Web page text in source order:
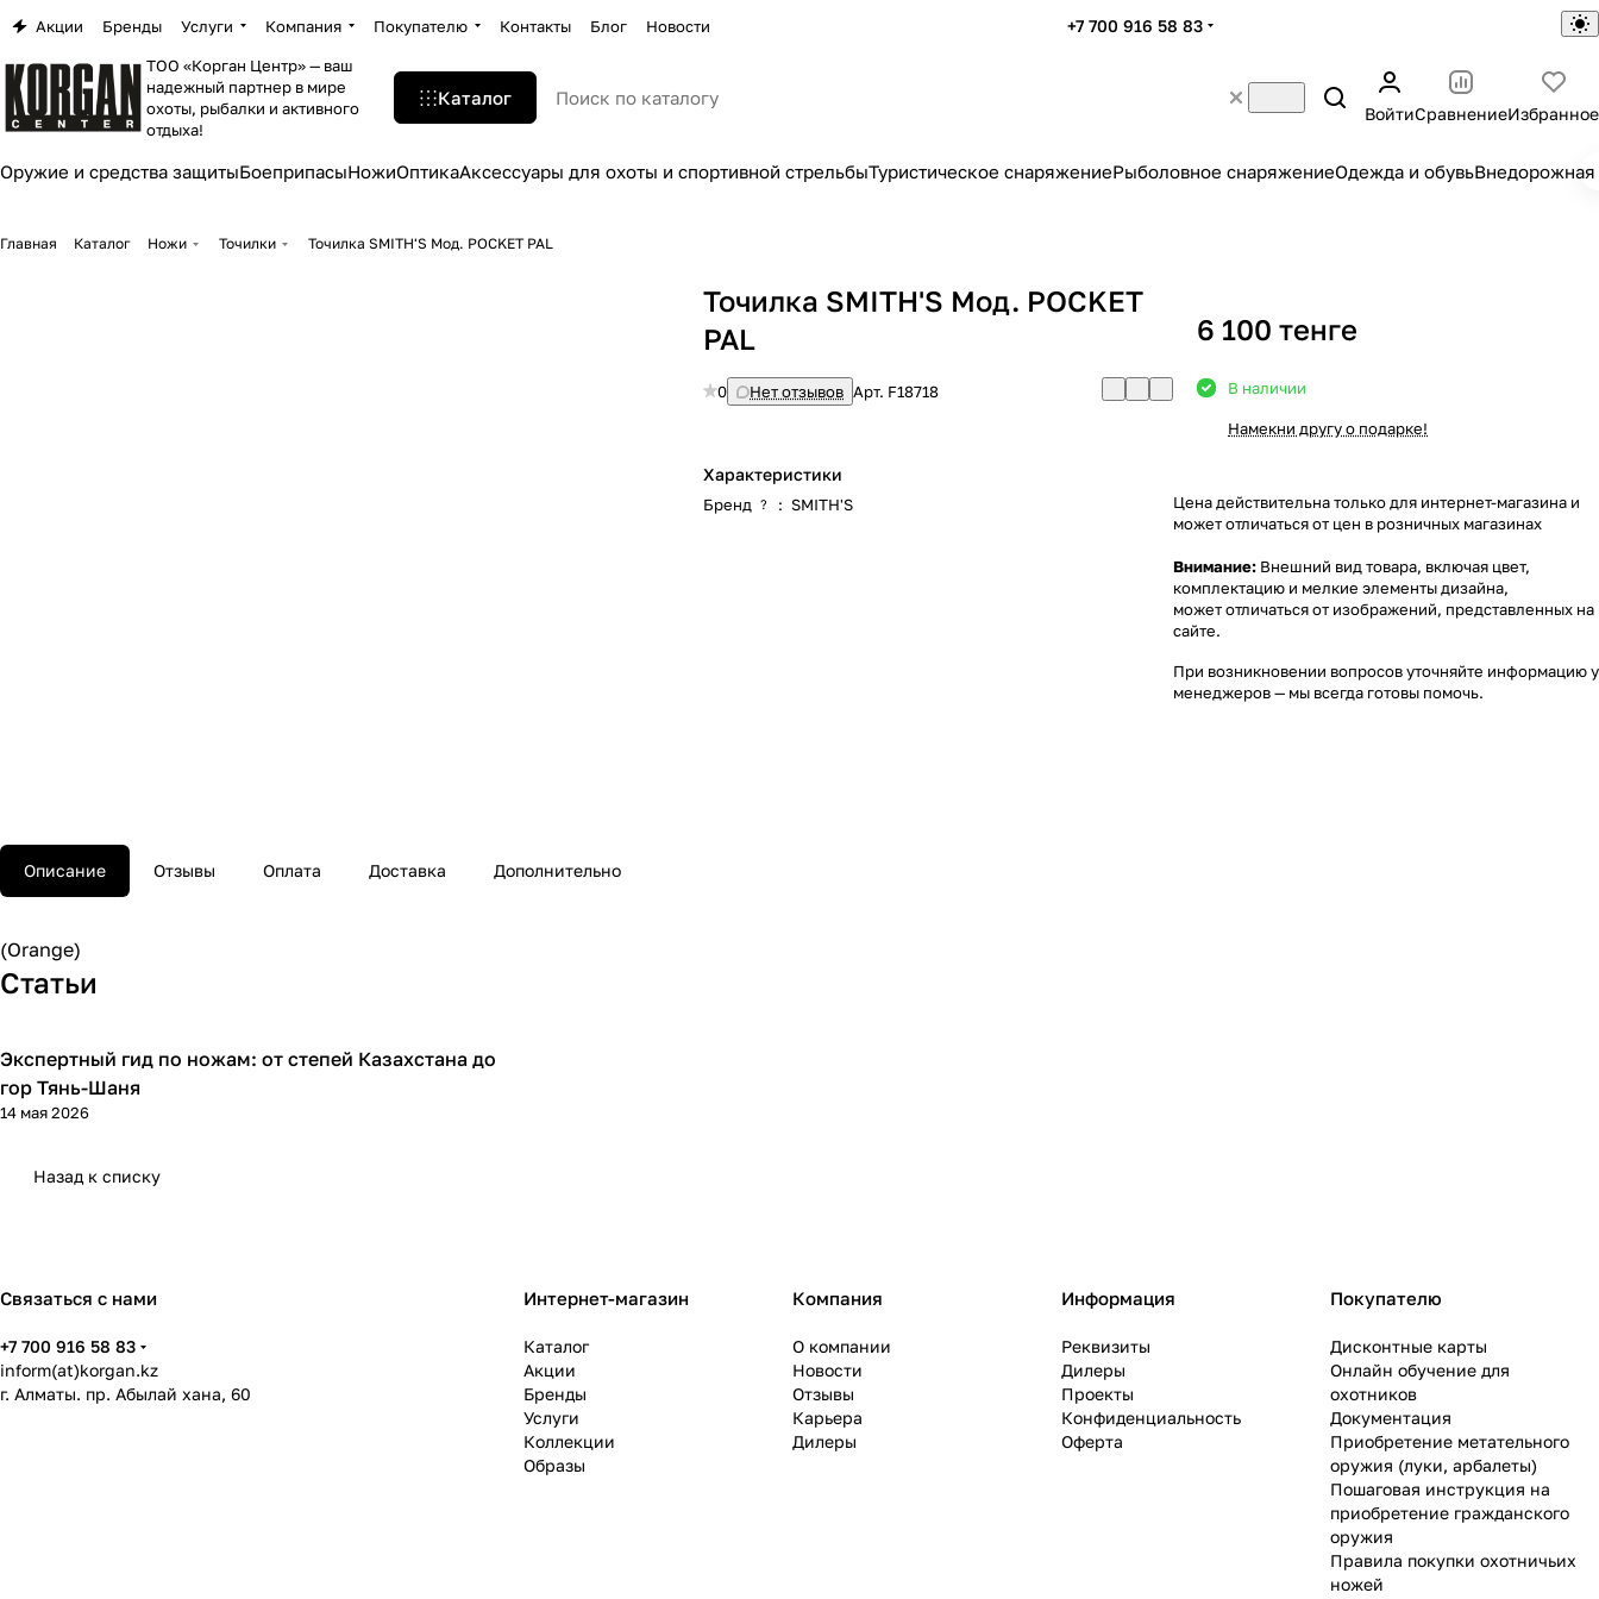
Акции Бренды Услуги Компания Покупателю Контакты Блог Новости +7 700 916 58 83
ТОО «Корган Центр» — ваш
надежный партнер в мире
охоты, рыбалки и активного
отдыха!
Каталог
ВойтиСравнениеИзбранное
Оружие и средства защитыБоеприпасыНожиОптикаАксессуары для охоты и спортивной стрельбыТуристическое снаряжениеРыболовное снаряжениеОдежда и обувьВнедорожная
Главная Каталог Ножи Точилки Точилка SMITH'S Мод. POCKET PAL
Точилка SMITH'S Мод. POCKET
PAL
0 Нет отзывов Арт. F18718
Характеристики
Бренд ? : SMITH'S
6 100 тенге
В наличии
Намекни другу о подарке!
Цена действительна только для интернет-магазина и
может отличаться от цен в розничных магазинах
Внимание: Внешний вид товара, включая цвет,
комплектацию и мелкие элементы дизайна,
может отличаться от изображений, представленных на
сайте.
При возникновении вопросов уточняйте информацию у
менеджеров— мы всегда готовы помочь.
Описание Отзывы Оплата Доставка Дополнительно
(Orange)
Статьи
Обзоры товаров
Экспертный гид по ножам: от степей Казахстана до
гор Тянь-Шаня
14 мая 2026
Назад к списку
Связаться с нами
+7 700 916 58 83
inform(at)korgan.kz
г. Алматы. пр. Абылай хана, 60
Интернет-магазин
Каталог
Акции
Бренды
Услуги
Коллекции
Образы
Компания
О компании
Новости
Отзывы
Карьера
Дилеры
Информация
Реквизиты
Дилеры
Проекты
Конфиденциальность
Оферта
Покупателю
Дисконтные карты
Онлайн обучение для
охотников
Документация
Приобретение метательного
оружия (луки, арбалеты)
Пошаговая инструкция на
приобретение гражданского
оружия
Правила покупки охотничьих
ножей